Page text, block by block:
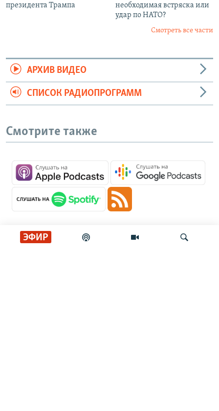
ЭФИР
президента Трампа
необходимая встряска или
удар по НАТО?
Смотреть все части
АРХИВ ВИДЕО
СПИСОК РАДИОПРОГРАММ
Смотрите также